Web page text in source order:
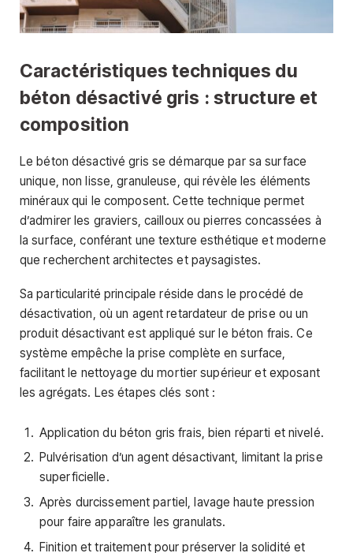
Caractéristiques techniques du
béton désactivé gris : structure et
composition
Le béton désactivé gris se démarque par sa surface
unique, non lisse, granuleuse, qui révèle les éléments
minéraux qui le composent. Cette technique permet
d’admirer les graviers, cailloux ou pierres concassées à
la surface, conférant une texture esthétique et moderne
que recherchent architectes et paysagistes.
Sa particularité principale réside dans le procédé de
désactivation, où un agent retardateur de prise ou un
produit désactivant est appliqué sur le béton frais. Ce
système empêche la prise complète en surface,
facilitant le nettoyage du mortier supérieur et exposant
les agrégats. Les étapes clés sont :
Application du béton gris frais, bien réparti et nivelé.
Pulvérisation d’un agent désactivant, limitant la prise
superficielle.
Après durcissement partiel, lavage haute pression
pour faire apparaître les granulats.
Finition et traitement pour préserver la solidité et